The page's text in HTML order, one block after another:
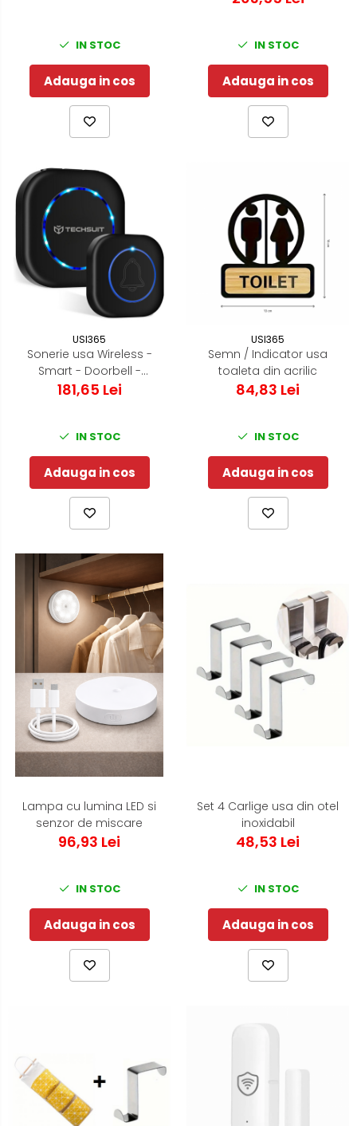
IN STOC
Adauga in cos
IN STOC
Adauga in cos
USI365
Sonerie usa Wireless -
Smart - Doorbell -
Acoperire 150m
181,65 Lei
IN STOC
Adauga in cos
USI365
Semn / Indicator usa
toaleta din acrilic
84,83 Lei
IN STOC
Adauga in cos
Lampa cu lumina LED si
senzor de miscare
96,93 Lei
IN STOC
Adauga in cos
Set 4 Carlige usa din otel
inoxidabil
48,53 Lei
IN STOC
Adauga in cos